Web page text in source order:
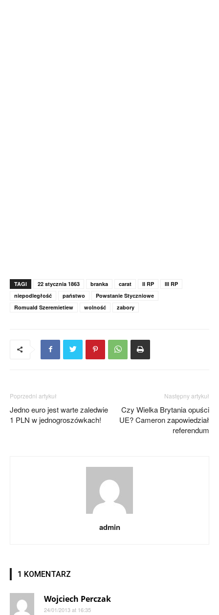
TAGI 22 stycznia 1863 branka carat II RP
III RP
niepodległość
państwo
Powstanie Styczniowe
Romuald Szeremietiew
wolność zabory
Poprzedni artykuł
Jedno euro jest warte zaledwie
1 PLN w jednogroszówkach!
Następny artykuł
Czy Wielka Brytania opuści
UE? Cameron zapowiedział
referendum
admin
1 KOMENTARZ
Wojciech Perczak
24/01/2013 at 16:35